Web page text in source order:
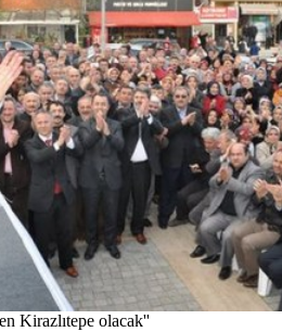
Kirazlıtepe olacak''